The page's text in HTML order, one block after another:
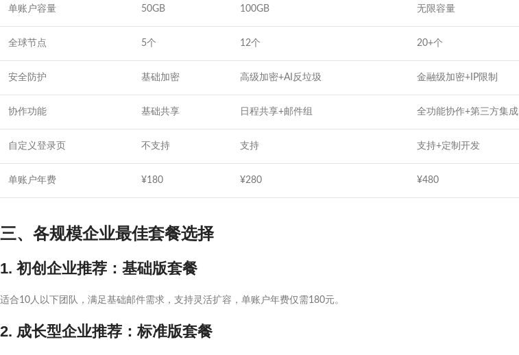
单账户容量 50GB 100GB 无限容量
全球节点 5个 12个 20+个
安全防护 基础加密 高级加密+AI反垃圾 金融级加密+IP限制
协作功能 基础共享 日程共享+邮件组 全功能协作+第三方集成
自定义登录页 不支持 支持 支持+定制开发
单账户年费 ¥180 ¥280 ¥480
三、各规模企业最佳套餐选择
1. 初创企业推荐：基础版套餐
适合10人以下团队，满足基础邮件需求，支持灵活扩容，单账户年费仅需180元。
2. 成长型企业推荐：标准版套餐